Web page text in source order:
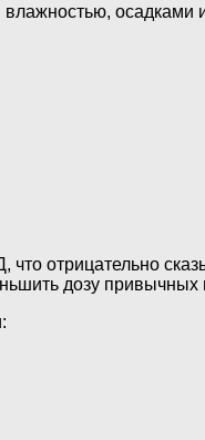
осадками
отрицательно
дозу привычных